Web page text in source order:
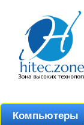
Компьютеры